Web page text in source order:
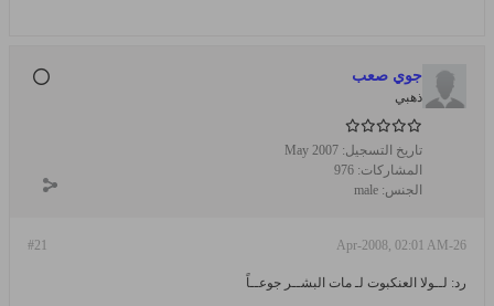
جوي صعب
ذهبي
تاريخ التسجيل: May 2007
المشاركات: 976
الجنس: male
#21 26-Apr-2008, 02:01 AM
رد: لــولا العنكبوت لـ مات البشــر جوعــاً